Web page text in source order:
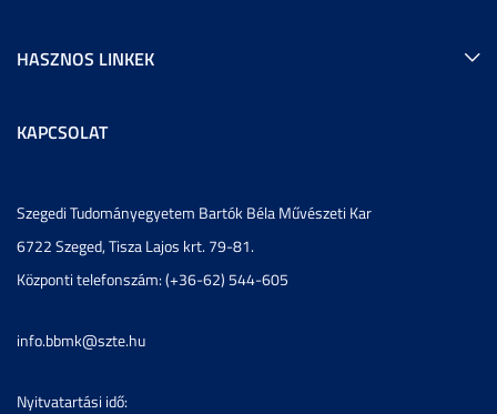
HASZNOS LINKEK
KAPCSOLAT
Szegedi Tudományegyetem Bartók Béla Művészeti Kar
6722 Szeged, Tisza Lajos krt. 79-81.
Központi telefonszám: (+36-62) 544-605
info.bbmk@szte.hu
Nyitvatartási idő: